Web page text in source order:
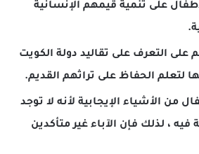
على تنمية قيمهم الإنسانية
على التعرف على تقاليد دولة الكويت
لتعلم الحفاظ على تراثهم القديم.
من الأشياء الإيجابية لأنه لا توجد
فيه ، لذلك فإن الآباء غير متأكدين